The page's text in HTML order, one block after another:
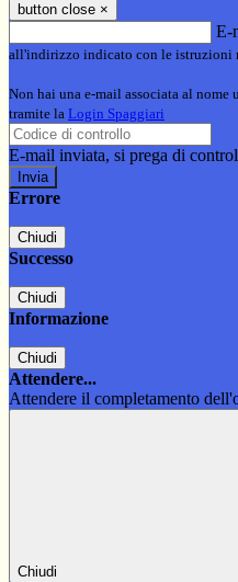
button close ×
E-
all'indirizzo indicato con le istruzioni
Non hai una e-mail associata al nome
tramite la Login Spaggiari
E-mail inviata, si prega di
Errore
Chiudi
Successo
Chiudi
Informazione
Chiudi
Attendere...
Attendere il completamento
Chiudi